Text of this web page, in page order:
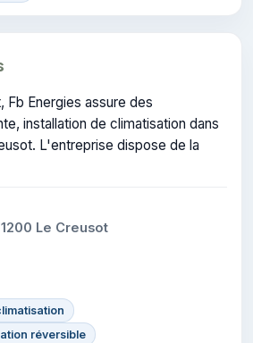
Fb Energies assure des
installation de climatisation dans
L'entreprise dispose de la
Le Creusot
réversible